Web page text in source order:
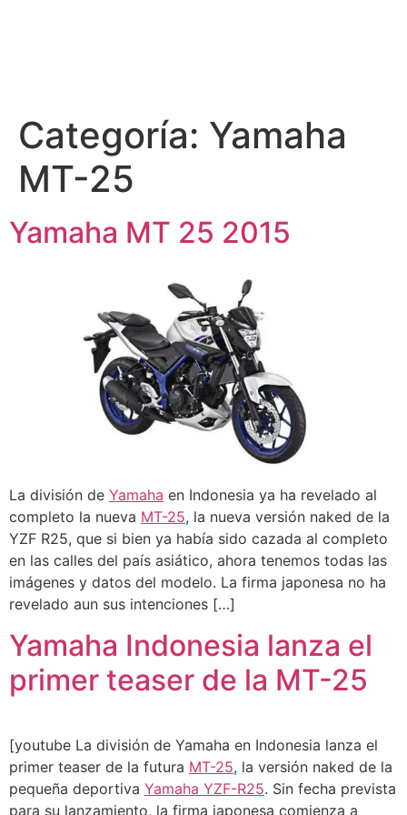
Categoría: Yamaha
MT-25
Yamaha MT 25 2015
La división de Yamaha en Indonesia ya ha revelado al
completo la nueva MT-25, la nueva versión naked de la
YZF R25, que si bien ya había sido cazada al completo
en las calles del país asiático, ahora tenemos todas las
imágenes y datos del modelo. La firma japonesa no ha
revelado aun sus intenciones […]
Yamaha Indonesia lanza el
primer teaser de la MT-25
[youtube La división de Yamaha en Indonesia lanza el
primer teaser de la futura MT-25, la versión naked de la
pequeña deportiva Yamaha YZF-R25. Sin fecha prevista
para su lanzamiento, la firma japonesa comienza a